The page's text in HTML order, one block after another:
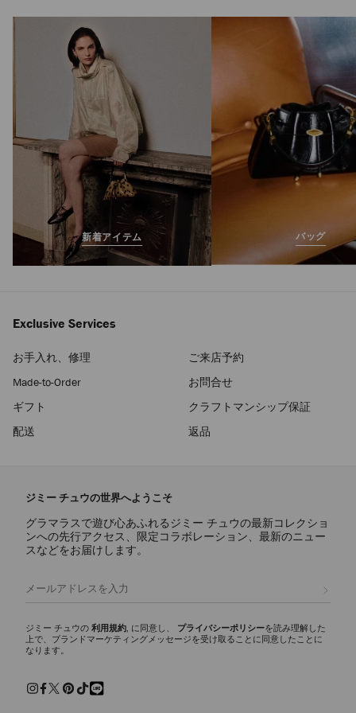
新着アイテム バッグ
Exclusive Services
お手入れ、修理
ご来店予約
Made-to-Order
お問合せ
ギフト
クラフトマンシップ保証
配送
返品
ジミー チュウの世界へようこそ
グラマラスで遊び心あふれるジミー チュウの最新コレクショ
ンへの先行アクセス、限定コラボレーション、最新のニュー
スなどをお届けします。
ジミー チュウの 利用規約 , に同意し、 プライバシーポリシーを読み理解した
上で、ブランドマーケティングメッセージを受け取ることに同意したことに
なります。